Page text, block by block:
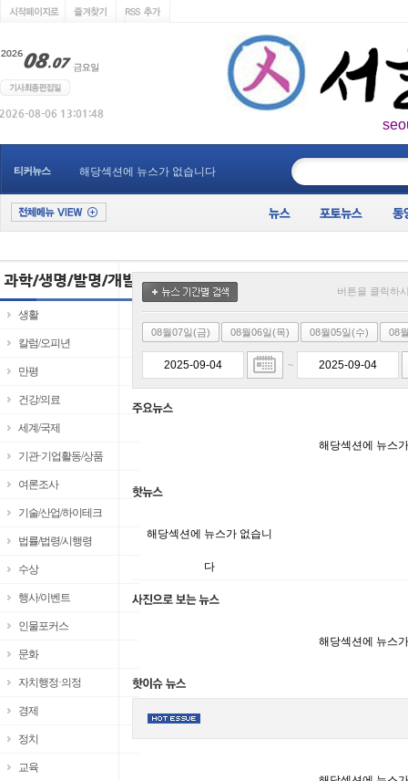
티커뉴스 해당섹션에 뉴스가 없습니다
생활
칼럼/오피년
만평
건강/의료
세계/국제
기관·기업활동/상품
여론조사
기술/산업/하이테크
법률/법령/시행령
수상
행사/이벤트
인물포커스
문화
자치행정·의정
경제
정치
교육
버튼을 클릭하
08월07일(금) 08월06일(목) 08월05일(수) 08
~
해당섹션에 뉴스
해당섹션에 뉴스가 없습니
다
해당섹션에 뉴스